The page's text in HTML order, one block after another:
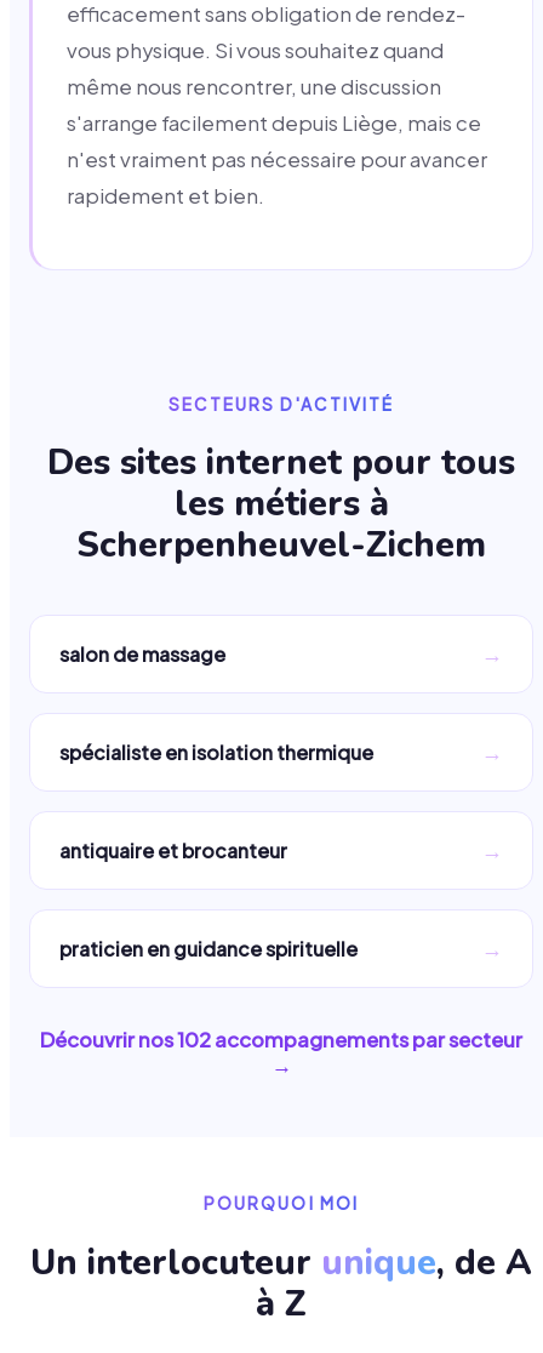
efficacement sans obligation de rendez-
vous physique. Si vous souhaitez quand
même nous rencontrer, une discussion
s'arrange facilement depuis Liège, mais ce
n'est vraiment pas nécessaire pour avancer
rapidement et bien.
SECTEURS D'ACTIVITÉ
Des sites internet pour tous
les métiers à
Scherpenheuvel-Zichem
salon de massage →
spécialiste en isolation thermique →
antiquaire et brocanteur →
praticien en guidance spirituelle →
Découvrir nos102accompagnements par secteur
→
POURQUOI MOI
Un interlocuteur unique, de A
à Z